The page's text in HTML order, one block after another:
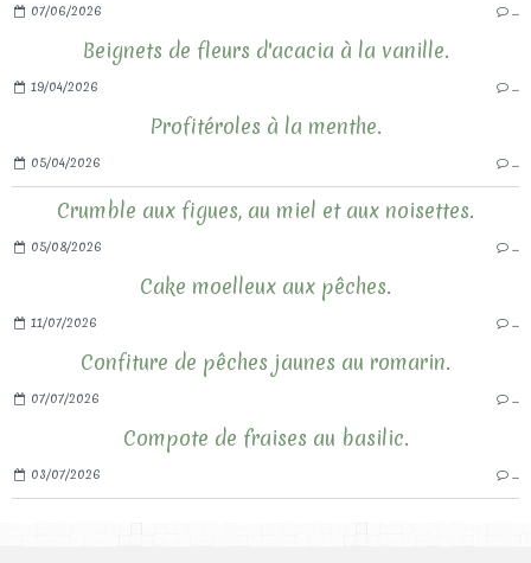
07/06/2026
Beignets de fleurs d'acacia à la vanille.
19/04/2026
Profitéroles à la menthe.
05/04/2026
Crumble aux figues, au miel et aux noisettes.
05/08/2026
Cake moelleux aux pêches.
11/07/2026
Confiture de pêches jaunes au romarin.
07/07/2026
Compote de fraises au basilic.
03/07/2026